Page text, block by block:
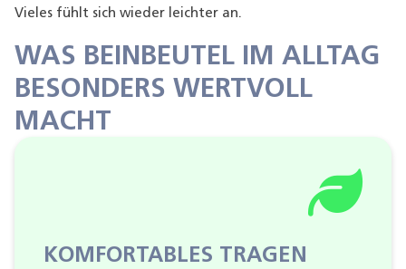
Vieles fühlt sich wieder leichter an.
WAS BEINBEUTEL IM ALLTAG
BESONDERS WERTVOLL
MACHT
KOMFORTABLES TRAGEN